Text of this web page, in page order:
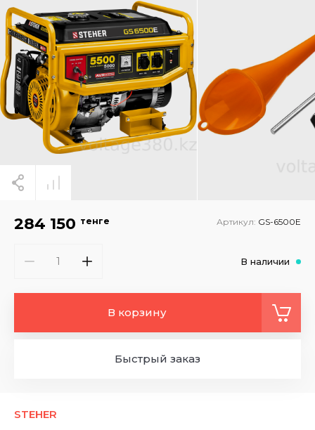
STEHER
284 150 тенге Артикул: GS-6500Е
В наличии
В корзину
Быстрый заказ